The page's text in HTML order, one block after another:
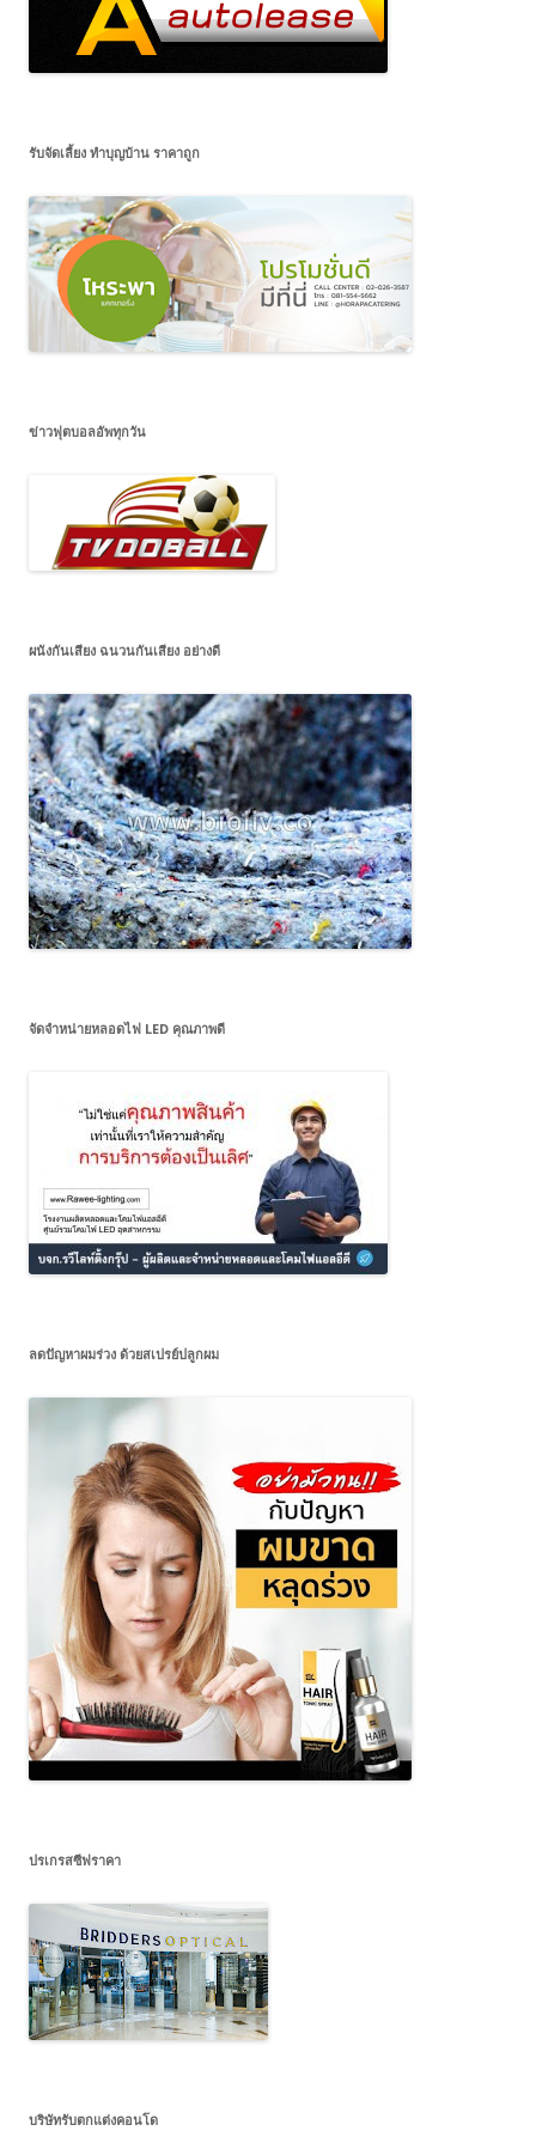
รับจัดเลี้ยง ทำบุญบ้าน ราคาถูก
ข่าวฟุตบอลอัพทุกวัน
ผนังกันเสียง ฉนวนกันเสียง อย่างดี
จัดจำหน่ายหลอดไฟ LED คุณภาพดี
ลดปัญหาผมร่วง ด้วยสเปรย์ปลูกผม
ปรเกรสซีฟราคา
บริษัทรับตกแต่งคอนโด